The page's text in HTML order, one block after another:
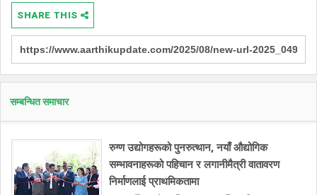
SHARE THIS
सम्बन्धित समाचार
रुग्ण उद्योगहरूको पुनरुत्थान, नयाँ औद्योगिक
सम्भावनाहरूको पहिचान र लगानीमैत्री वातावरण
निर्माणलाई प्राथमिकतामा